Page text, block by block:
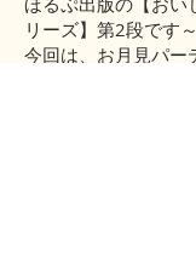
リーズ】第2段です
今回は、お月見パー